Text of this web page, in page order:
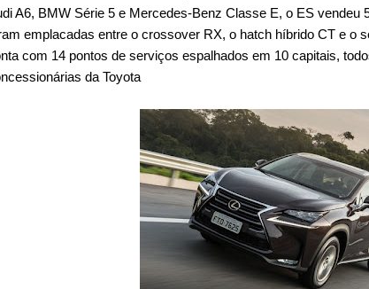
A6, BMW Série 5 e Mercedes-Benz Classe E, o ES vendeu
emplacadas entre o crossover RX, o hatch híbrido CT e o
com 14 pontos de serviços espalhados em 10 capitais,
da Toyota